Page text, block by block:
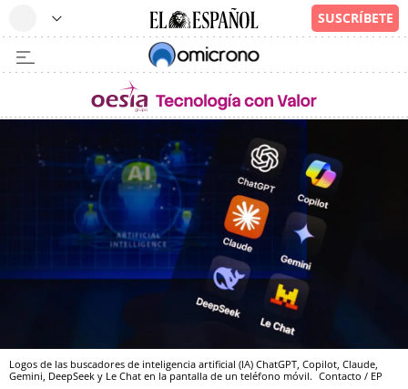
Logos de las buscadores de inteligencia artificial (IA) ChatGPT, Copilot, Claude,
Gemini, DeepSeek y Le Chat en la pantalla de un teléfono móvil. Contacto / EP